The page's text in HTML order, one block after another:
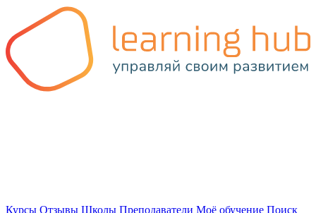
Курсы Отзывы Школы Преподаватели Моё обучение Поиск